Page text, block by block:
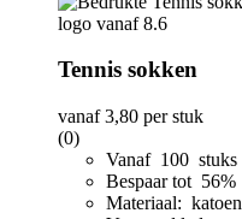
Tennis sokken
vanaf3,80 per stuk
(0)
Vanaf 100 stuks
Bespaar tot 56%
Materiaal: katoen